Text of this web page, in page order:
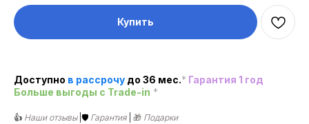
Купить
Доступно в рассрочу до 36 мес.* Гарантия 1 год
Больше выгоды c Trade-in *
👍 Наши отзывы |🛡️ Гарантия 🎁 Подарки